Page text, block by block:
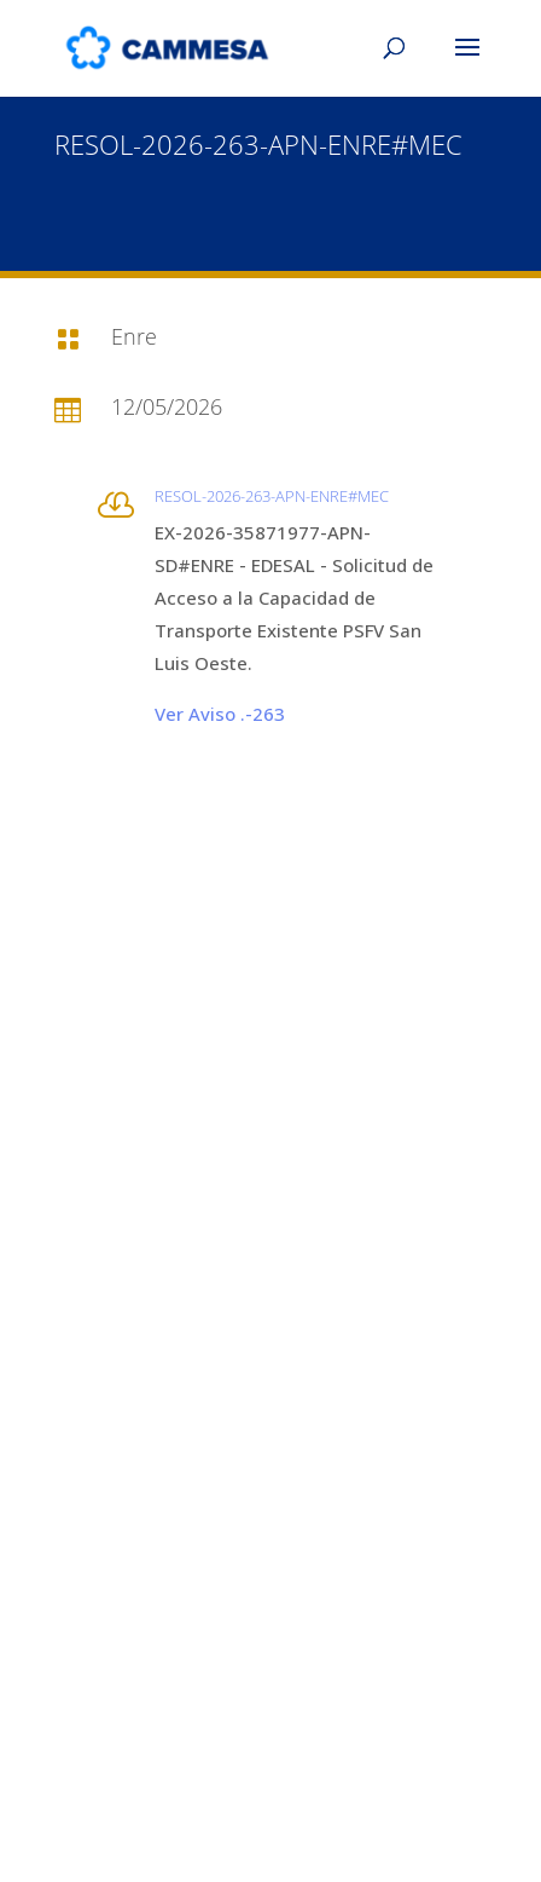
RESOL-2026-263-APN-ENRE#MEC
 Enre
 12/05/2026
 RESOL-2026-263-APN-ENRE#MEC
EX-2026-35871977-APN-
SD#ENRE - EDESAL - Solicitud de
Acceso a la Capacidad de
Transporte Existente PSFV San
Luis Oeste.
Ver Aviso .-263